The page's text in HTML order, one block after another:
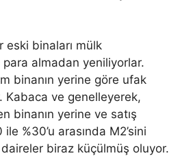
eski binaları mülk
almadan yeniliyorlar.
binanın yerine göre ufak
Kabaca ve genelleyerek,
binanın yerine ve satış
%30’u arasında M2’sini
biraz küçülmüş oluyor.